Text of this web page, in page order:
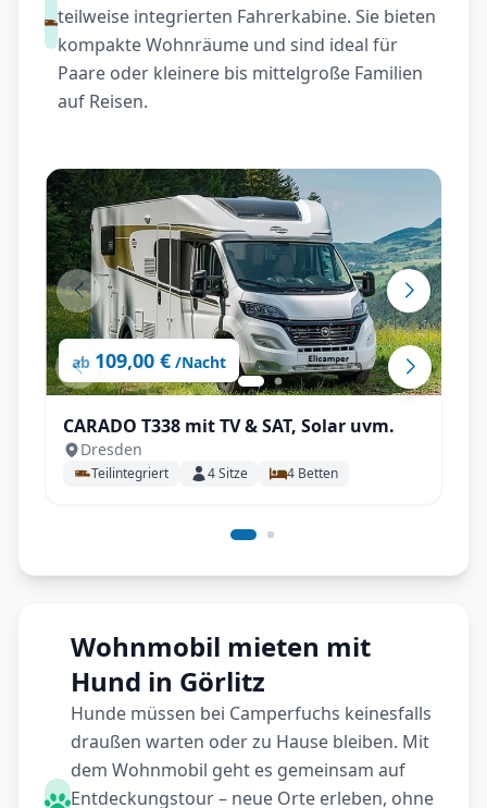
teilweise integrierten Fahrerkabine. Sie bieten
kompakte Wohnräume und sind ideal für
Paare oder kleinere bis mittelgroße Familien
auf Reisen.
ab 109,00 € /Nacht
CARADO T338 mit TV & SAT, Solar uvm.
Dresden
Teilintegriert 4Sitze 4 Betten
Wohnmobil mieten mit
Hund in Görlitz
Hunde müssen bei Camperfuchs keinesfalls
draußen warten oder zu Hause bleiben. Mit
dem Wohnmobil geht es gemeinsam auf
Entdeckungstour – neue Orte erleben, ohne